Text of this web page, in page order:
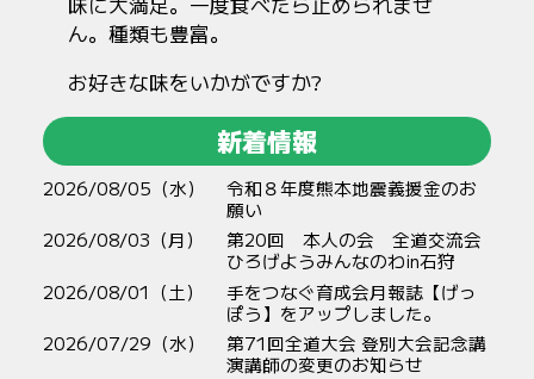
ん。種類も豊富。
お好きな味をいかがですか?
新着情報
2026/08/05（水）
令和８年度熊本地震義援金のお
願い
2026/08/03（月）
第20回 本人の会 全道交流会
ひろげようみんなのわin石狩
2026/08/01（土）
手をつなぐ育成会月報誌【げっ
ぽう】をアップしました。
2026/07/29（水）
第71回全道大会 登別大会記念講
演講師の変更のお知らせ